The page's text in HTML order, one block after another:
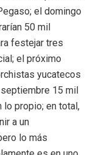
el domingo
50 mil
festejar tres
el próximo
yucatecos
15 mil
lo propio; en total,
a un
lo más